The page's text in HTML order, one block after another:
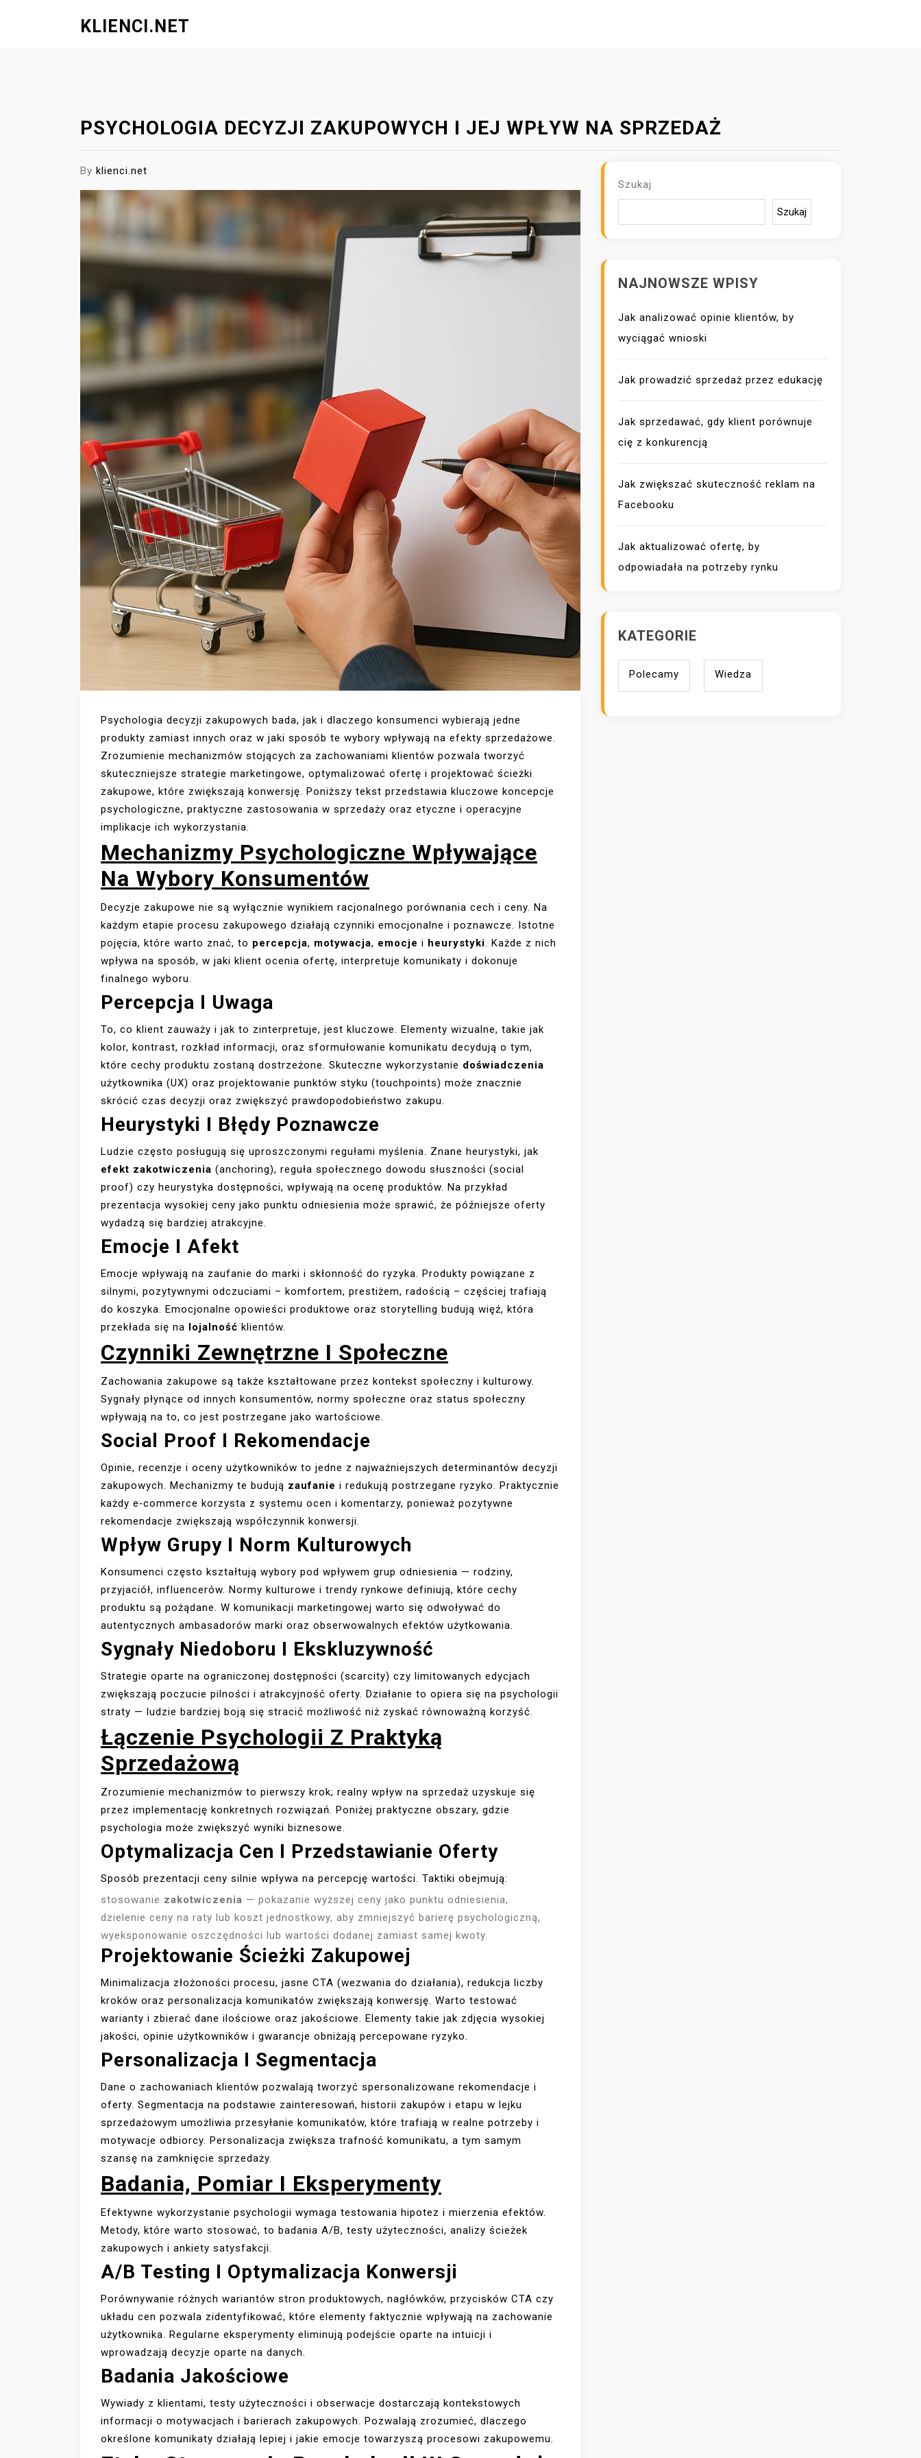
KLIENCI.NET
PSYCHOLOGIA DECYZJI ZAKUPOWYCH I JEJ WPŁYW NA SPRZEDAŻ
By klienci.net
Psychologia decyzji zakupowych bada, jak i dlaczego konsumenci wybierają jedne
produkty zamiast innych oraz w jaki sposób te wybory wpływają na efekty sprzedażowe.
Zrozumienie mechanizmów stojących za zachowaniami klientów pozwala tworzyć
skuteczniejsze strategie marketingowe, optymalizować ofertę i projektować ścieżki
zakupowe, które zwiększają konwersję. Poniższy tekst przedstawia kluczowe koncepcje
psychologiczne, praktyczne zastosowania w sprzedaży oraz etyczne i operacyjne
implikacje ich wykorzystania.
Mechanizmy Psychologiczne Wpływające
Na Wybory Konsumentów
Decyzje zakupowe nie są wyłącznie wynikiem racjonalnego porównania cech i ceny. Na
każdym etapie procesu zakupowego działają czynniki emocjonalne i poznawcze. Istotne
pojęcia, które warto znać, to percepcja, motywacja, emocje i heurystyki. Każde z nich
wpływa na sposób, w jaki klient ocenia ofertę, interpretuje komunikaty i dokonuje
finalnego wyboru.
Percepcja I Uwaga
To, co klient zauważy i jak to zinterpretuje, jest kluczowe. Elementy wizualne, takie jak
kolor, kontrast, rozkład informacji, oraz sformułowanie komunikatu decydują o tym,
które cechy produktu zostaną dostrzeżone. Skuteczne wykorzystanie doświadczenia
użytkownika (UX) oraz projektowanie punktów styku (touchpoints) może znacznie
skrócić czas decyzji oraz zwiększyć prawdopodobieństwo zakupu.
Heurystyki I Błędy Poznawcze
Ludzie często posługują się uproszczonymi regułami myślenia. Znane heurystyki, jak
efekt zakotwiczenia (anchoring), reguła społecznego dowodu słuszności (social
proof) czy heurystyka dostępności, wpływają na ocenę produktów. Na przykład
prezentacja wysokiej ceny jako punktu odniesienia może sprawić, że późniejsze oferty
wydadzą się bardziej atrakcyjne.
Emocje I Afekt
Emocje wpływają na zaufanie do marki i skłonność do ryzyka. Produkty powiązane z
silnymi, pozytywnymi odczuciami – komfortem, prestiżem, radością – częściej trafiają
do koszyka. Emocjonalne opowieści produktowe oraz storytelling budują więź, która
przekłada się na lojalność klientów.
Czynniki Zewnętrzne I Społeczne
Zachowania zakupowe są także kształtowane przez kontekst społeczny i kulturowy.
Sygnały płynące od innych konsumentów, normy społeczne oraz status społeczny
wpływają na to, co jest postrzegane jako wartościowe.
Social Proof I Rekomendacje
Opinie, recenzje i oceny użytkowników to jedne z najważniejszych determinantów decyzji
zakupowych. Mechanizmy te budują zaufanie i redukują postrzegane ryzyko. Praktycznie
każdy e‑commerce korzysta z systemu ocen i komentarzy, ponieważ pozytywne
rekomendacje zwiększają współczynnik konwersji.
Wpływ Grupy I Norm Kulturowych
Konsumenci często kształtują wybory pod wpływem grup odniesienia — rodziny,
przyjaciół, influencerów. Normy kulturowe i trendy rynkowe definiują, które cechy
produktu są pożądane. W komunikacji marketingowej warto się odwoływać do
autentycznych ambasadorów marki oraz obserwowalnych efektów użytkowania.
Sygnały Niedoboru I Ekskluzywność
Strategie oparte na ograniczonej dostępności (scarcity) czy limitowanych edycjach
zwiększają poczucie pilności i atrakcyjność oferty. Działanie to opiera się na psychologii
straty — ludzie bardziej boją się stracić możliwość niż zyskać równoważną korzyść.
Łączenie Psychologii Z Praktyką
Sprzedażową
Zrozumienie mechanizmów to pierwszy krok; realny wpływ na sprzedaż uzyskuje się
przez implementację konkretnych rozwiązań. Poniżej praktyczne obszary, gdzie
psychologia może zwiększyć wyniki biznesowe.
Optymalizacja Cen I Przedstawianie Oferty
Sposób prezentacji ceny silnie wpływa na percepcję wartości. Taktiki obejmują:
stosowanie zakotwiczenia — pokazanie wyższej ceny jako punktu odniesienia,
dzielenie ceny na raty lub koszt jednostkowy, aby zmniejszyć barierę psychologiczną,
wyeksponowanie oszczędności lub wartości dodanej zamiast samej kwoty.
Projektowanie Ścieżki Zakupowej
Minimalizacja złożoności procesu, jasne CTA (wezwania do działania), redukcja liczby
kroków oraz personalizacja komunikatów zwiększają konwersję. Warto testować
warianty i zbierać dane ilościowe oraz jakościowe. Elementy takie jak zdjęcia wysokiej
jakości, opinie użytkowników i gwarancje obniżają percepowane ryzyko.
Personalizacja I Segmentacja
Dane o zachowaniach klientów pozwalają tworzyć spersonalizowane rekomendacje i
oferty. Segmentacja na podstawie zainteresowań, historii zakupów i etapu w lejku
sprzedażowym umożliwia przesyłanie komunikatów, które trafiają w realne potrzeby i
motywacje odbiorcy. Personalizacja zwiększa trafność komunikatu, a tym samym
szansę na zamknięcie sprzedaży.
Badania, Pomiar I Eksperymenty
Efektywne wykorzystanie psychologii wymaga testowania hipotez i mierzenia efektów.
Metody, które warto stosować, to badania A/B, testy użyteczności, analizy ścieżek
zakupowych i ankiety satysfakcji.
A/B Testing I Optymalizacja Konwersji
Porównywanie różnych wariantów stron produktowych, nagłówków, przycisków CTA czy
układu cen pozwala zidentyfikować, które elementy faktycznie wpływają na zachowanie
użytkownika. Regularne eksperymenty eliminują podejście oparte na intuicji i
wprowadzają decyzje oparte na danych.
Badania Jakościowe
Wywiady z klientami, testy użyteczności i obserwacje dostarczają kontekstowych
informacji o motywacjach i barierach zakupowych. Pozwalają zrozumieć, dlaczego
określone komunikaty działają lepiej i jakie emocje towarzyszą procesowi zakupowemu.
Szukaj
Szukaj
NAJNOWSZE WPISY
Jak analizować opinie klientów, by
wyciągać wnioski
Jak prowadzić sprzedaż przez edukację
Jak sprzedawać, gdy klient porównuje
cię z konkurencją
Jak zwiększać skuteczność reklam na
Facebooku
Jak aktualizować ofertę, by
odpowiadała na potrzeby rynku
KATEGORIE
Polecamy Wiedza